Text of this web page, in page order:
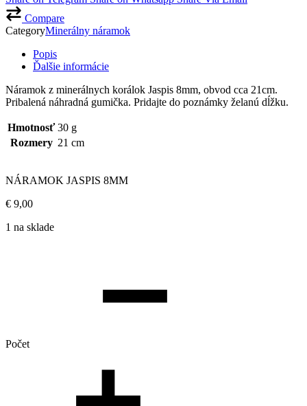
Compare
CategoryMinerálny náramok
Popis
Ďalšie informácie
Náramok z minerálnych korálok Jaspis 8mm, obvod cca 21cm.
Pribalená náhradná gumička. Pridajte do poznámky želanú dĺžku.
Hmotnosť 30 g
Rozmery 21 cm
NÁRAMOK JASPIS 8MM
€ 9,00
1 na sklade
Počet